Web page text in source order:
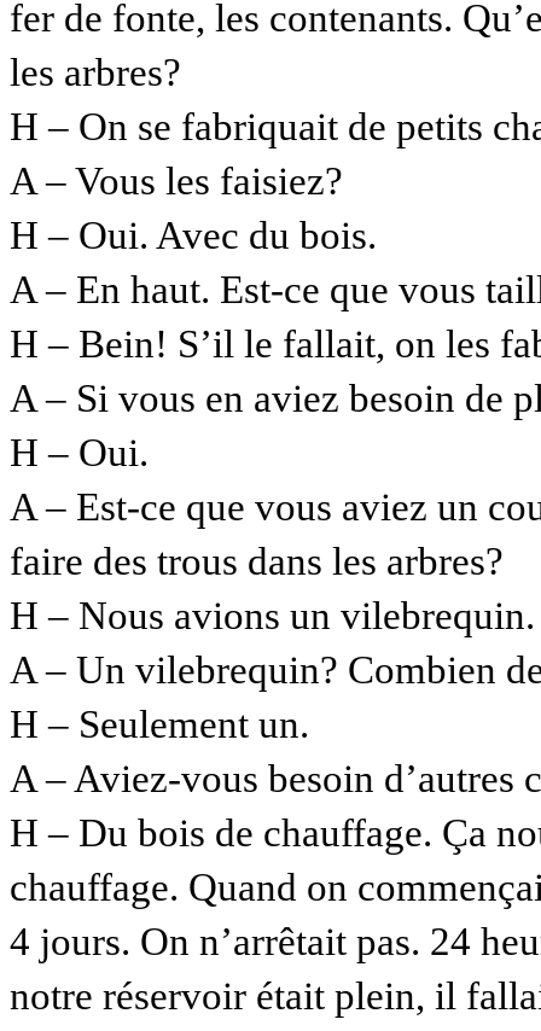
fer de fonte, les contenants.
les arbres?
H – On se fabriquait de petits
A – Vous les faisiez?
H – Oui. Avec du bois.
A – En haut. Est-ce que vous
H – Bein! S’il le fallait, on les
A – Si vous en aviez besoin de
H – Oui.
A – Est-ce que vous aviez un
faire des trous dans les arbres?
H – Nous avions un vilebrequin.
A – Un vilebrequin? Combien
H – Seulement un.
A – Aviez-vous besoin d’autres
H – Du bois de chauffage. Ça
chauffage. Quand on
4 jours. On n’arrêtait pas. 24
notre réservoir était plein, il